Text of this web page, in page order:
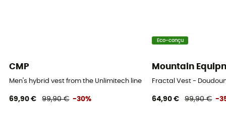
CMP
Men's hybrid vest from the Unlimitech line - Doudoune sans
69,90 € 99,90 € -30%
Eco-conçu
Mountain
Fractal Vest -
64,90 € 99,90 € -